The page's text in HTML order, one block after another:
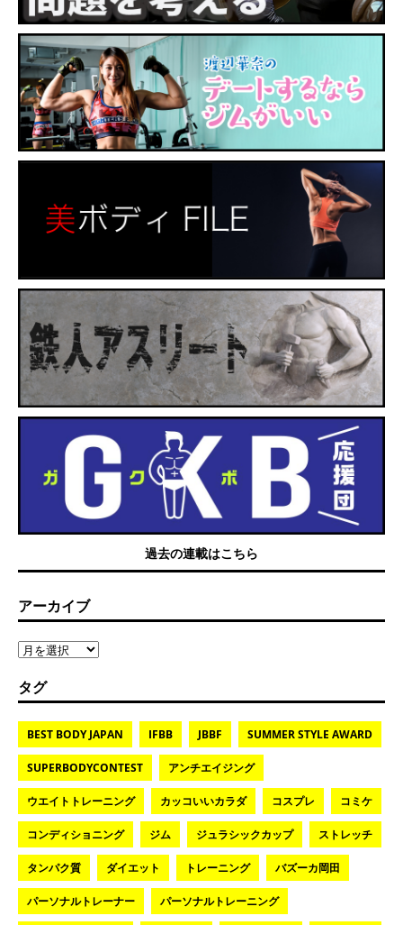
過去の連載はこちら
アーカイブ
タグ
BEST BODY JAPAN IFBB JBBF SUMMER STYLE AWARD
SUPERBODYCONTEST アンチエイジング
ウエイトトレーニング カッコいいカラダ コスプレ コミケ
コンディショニング ジム ジュラシックカップ ストレッチ
タンパク質 ダイエット トレーニング バズーカ岡田
パーソナルトレーナー パーソナルトレーニング